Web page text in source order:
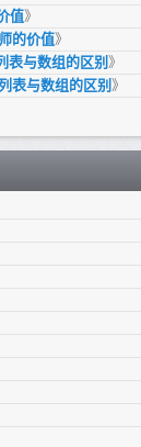
值》
的价值》
表与数组的区别 》
表与数组的区别 》